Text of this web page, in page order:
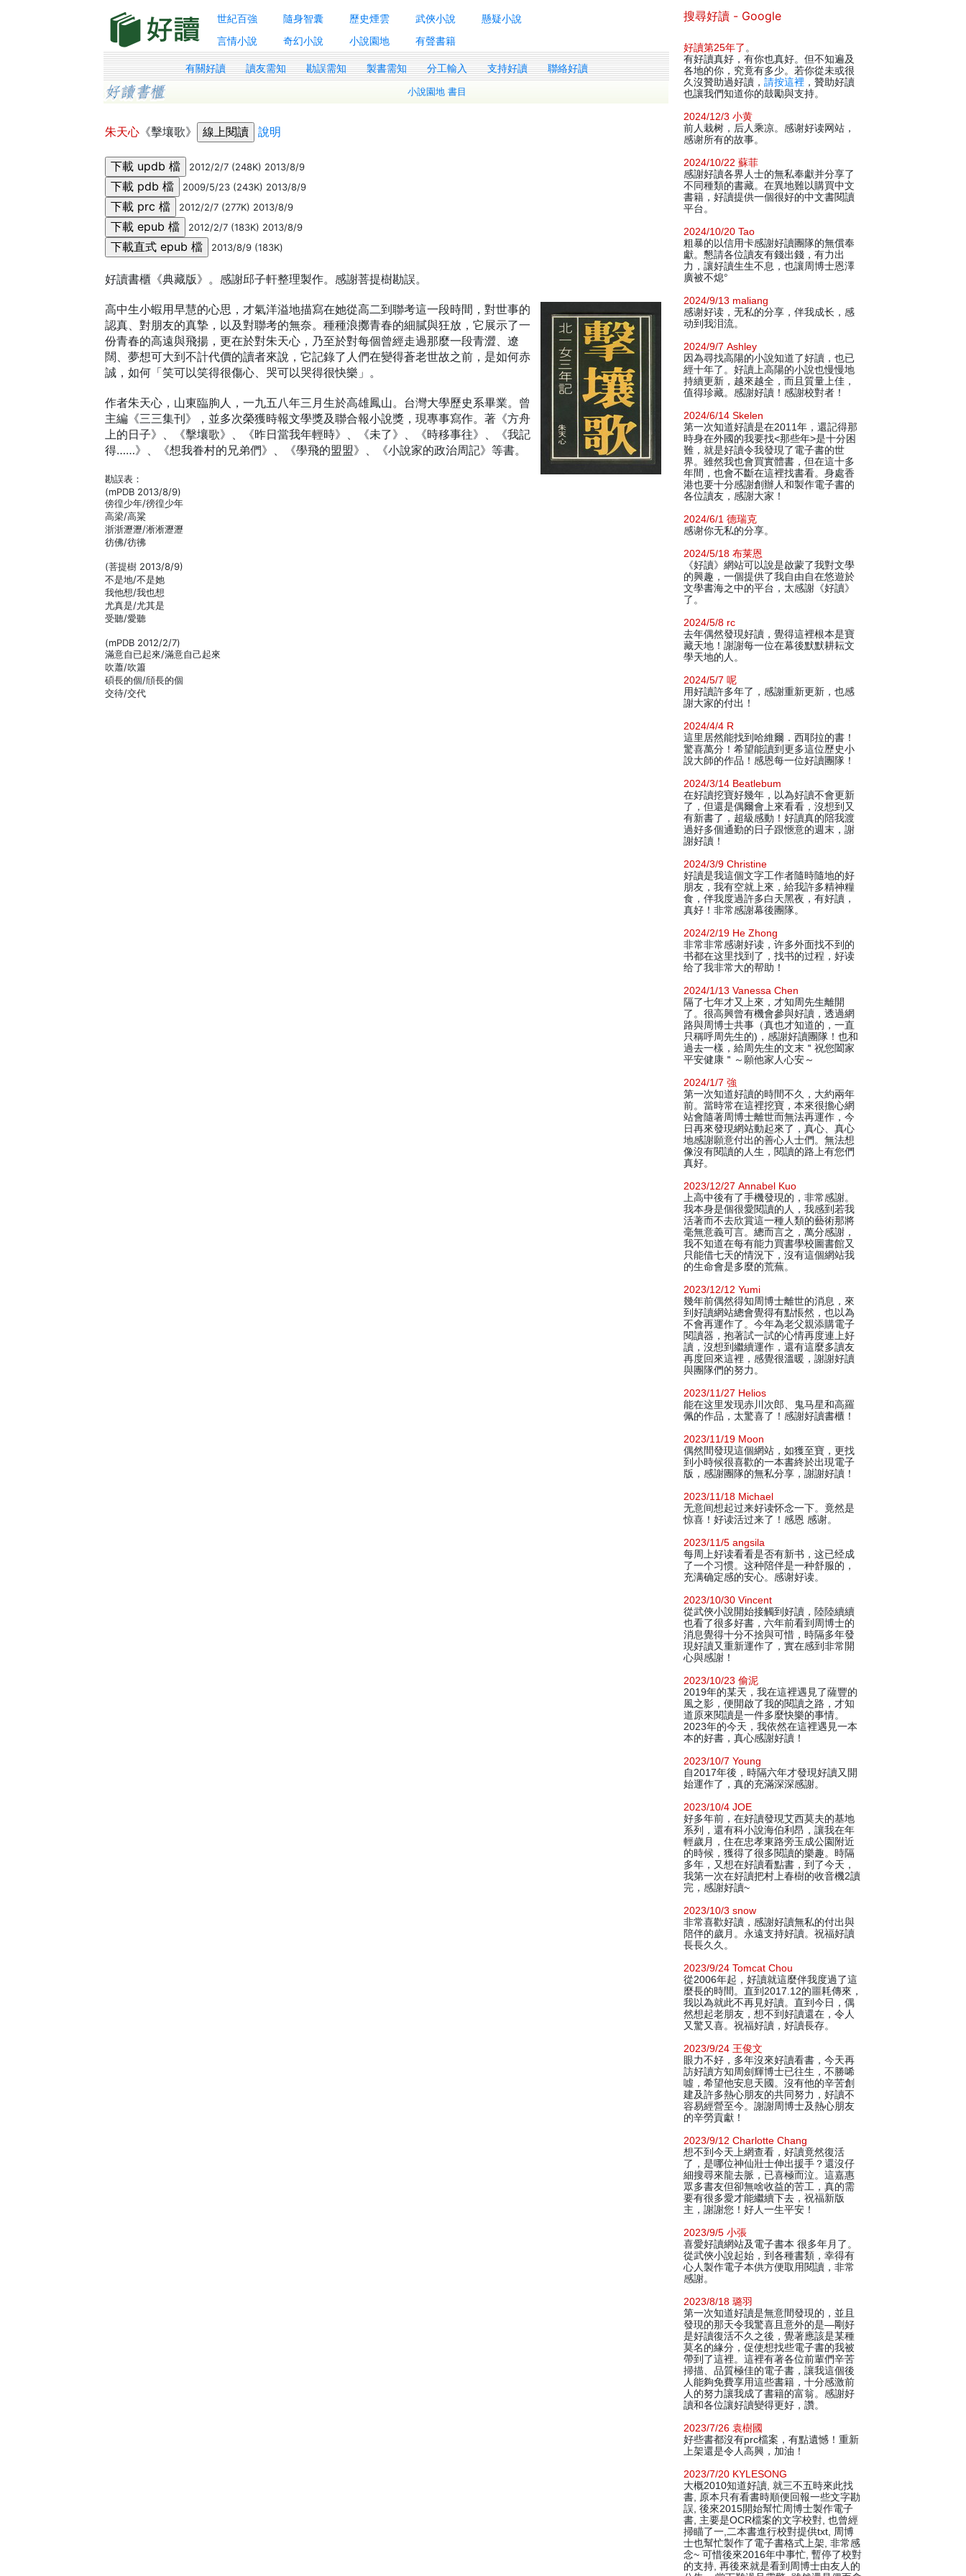
世紀百強 隨身智囊 歷史煙雲 武俠小說
懸疑小說
言情小說
奇幻小說 小說園地 有聲書籍
有關好讀 讀友需知 勘誤需知 製書需知 分工輸入 支持好讀 聯絡好讀
小說園地 書目
朱天心 《擊壤歌》 說明
2012/2/7 (248K) 2013/8/9
2009/5/23 (243K) 2013/8/9
2012/2/7 (277K) 2013/8/9
2012/2/7 (183K) 2013/8/9
2013/8/9 (183K)
好讀書櫃《典藏版》。感謝邱子軒整理製作。感謝菩提樹勘誤。
高中生小蝦用早慧的心思，才氣洋溢地描寫在她從高二到聯考這一段時間，對世事的
認真、對朋友的真摯，以及對聯考的無奈。種種浪擲青春的細膩與狂放，它展示了一
份青春的高遠與飛揚，更在於對朱天心，乃至於對每個曾經走過那麼一段青澀、遼
闊、夢想可大到不計代價的讀者來說，它記錄了人們在變得蒼老世故之前，是如何赤
誠，如何「笑可以笑得很傷心、哭可以哭得很快樂」。
作者朱天心，山東臨朐人，一九五八年三月生於高雄鳳山。台灣大學歷史系畢業。曾
主編《三三集刊》，並多次榮獲時報文學獎及聯合報小說獎，現專事寫作。著《方舟
上的日子》、《擊壤歌》、《昨日當我年輕時》、《未了》、《時移事往》、《我記
得……》、《想我眷村的兄弟們》、《學飛的盟盟》、《小說家的政治周記》等書。
勘誤表：
(mPDB 2013/8/9)
傍徨少年/徬徨少年
高梁/高粱
浙浙瀝瀝/淅淅瀝瀝
彷佛/彷彿
(菩提樹 2013/8/9)
不是地/不是她
我他想/我也想
尤真是/尤其是
受聽/愛聽
(mPDB 2012/2/7)
滿意自已起來/滿意自己起來
吹蕭/吹簫
碩長的個/頎長的個
交待/交代
搜尋好讀 - Google
好讀第25年了 。
有好讀真好，有你也真好。但不知遍及
各地的你，究竟有多少。若你從未或很
久沒贊助過好讀， 請按這裡 ，贊助好讀
也讓我們知道你的鼓勵與支持。
2024/12/3 小黄
前人栽树，后人乘凉。感谢好读网站，
感谢所有的故事。
2024/10/22 蘇菲
感謝好讀各界人士的無私奉獻并分享了
不同種類的書藏。在異地難以購買中文
書籍，好讀提供一個很好的中文書閱讀
平台。
2024/10/20 Tao
粗暴的以信用卡感謝好讀團隊的無償奉
獻。懇請各位讀友有錢出錢，有力出
力，讓好讀生生不息，也讓周博士恩澤
廣被不熄°
2024/9/13 maliang
感谢好读，无私的分享，伴我成长，感
动到我泪流。
2024/9/7 Ashley
因為尋找高陽的小說知道了好讀，也已
經十年了。好讀上高陽的小說也慢慢地
持續更新，越來越全，而且質量上佳，
值得珍藏。感謝好讀！感謝校對者！
2024/6/14 Skelen
第一次知道好讀是在2011年，還記得那
時身在外國的我要找<那些年>是十分困
難，就是好讀令我發現了電子書的世
界。雖然我也會買實體書，但在這十多
年間，也會不斷在這裡找書看。身處香
港也要十分感謝創辦人和製作電子書的
各位讀友，感謝大家！
2024/6/1 德瑞克
感谢你无私的分享。
2024/5/18 布莱恩
《好讀》網站可以說是啟蒙了我對文學
的興趣，一個提供了我自由自在悠遊於
文學書海之中的平台，太感謝《好讀》
了。
2024/5/8 rc
去年偶然發現好讀，覺得這裡根本是寶
藏天地！謝謝每一位在幕後默默耕耘文
學天地的人。
2024/5/7 呢
用好讀許多年了，感謝重新更新，也感
謝大家的付出！
2024/4/4 R
這里居然能找到哈維爾．西耶拉的書！
驚喜萬分！希望能讀到更多這位歷史小
說大師的作品！感恩每一位好讀團隊！
2024/3/14 Beatlebum
在好讀挖寶好幾年，以為好讀不會更新
了，但還是偶爾會上來看看，沒想到又
有新書了，超級感動！好讀真的陪我渡
過好多個通勤的日子跟愜意的週末，謝
謝好讀！
2024/3/9 Christine
好讀是我這個文字工作者隨時隨地的好
朋友，我有空就上來，給我許多精神糧
食，伴我度過許多白天黑夜，有好讀，
真好！非常感謝幕後團隊。
2024/2/19 He Zhong
非常非常感谢好读，许多外面找不到的
书都在这里找到了，找书的过程，好读
给了我非常大的帮助！
2024/1/13 Vanessa Chen
隔了七年才又上來，才知周先生離開
了。很高興曾有機會參與好讀，透過網
路與周博士共事（真也才知道的，一直
只稱呼周先生的)，感謝好讀團隊！也和
過去一樣，給周先生的文末＂祝您闔家
平安健康＂～願他家人心安～
2024/1/7 強
第一次知道好讀的時間不久，大約兩年
前。當時常在這裡挖寶，本來很擔心網
站會隨著周博士離世而無法再運作，今
日再來發現網站動起來了，真心、真心
地感謝願意付出的善心人士們。無法想
像沒有閱讀的人生，閱讀的路上有您們
真好。
2023/12/27 Annabel Kuo
上高中後有了手機發現的，非常感謝。
我本身是個很愛閱讀的人，我感到若我
活著而不去欣賞這一種人類的藝術那將
毫無意義可言。總而言之，萬分感謝，
我不知道在每有能力買書學校圖書館又
只能借七天的情況下，沒有這個網站我
的生命會是多麼的荒蕪。
2023/12/12 Yumi
幾年前偶然得知周博士離世的消息，來
到好讀網站總會覺得有點悵然，也以為
不會再運作了。今年為老父親添購電子
閱讀器，抱著試一試的心情再度連上好
讀，沒想到繼續運作，還有這麼多讀友
再度回來這裡，感覺很溫暖，謝謝好讀
與團隊們的努力。
2023/11/27 Helios
能在这里发现赤川次郎、鬼马星和高羅
佩的作品，太驚喜了！感謝好讀書櫃！
2023/11/19 Moon
偶然間發現這個網站，如獲至寶，更找
到小時候很喜歡的一本書終於出現電子
版，感謝團隊的無私分享，謝謝好讀！
2023/11/18 Michael
无意间想起过来好读怀念一下。竟然是
惊喜！好读活过来了！感恩 感谢。
2023/11/5 angsila
每周上好读看看是否有新书，这已经成
了一个习惯。这种陪伴是一种舒服的，
充满确定感的安心。感谢好读。
2023/10/30 Vincent
從武俠小說開始接觸到好讀，陸陸續續
也看了很多好書，六年前看到周博士的
消息覺得十分不捨與可惜，時隔多年發
現好讀又重新運作了，實在感到非常開
心與感謝！
2023/10/23 偷泥
2019年的某天，我在這裡遇見了薩豐的
風之影，便開啟了我的閱讀之路，才知
道原來閱讀是一件多麼快樂的事情。
2023年的今天，我依然在這裡遇見一本
本的好書，真心感謝好讀！
2023/10/7 Young
自2017年後，時隔六年才發現好讀又開
始運作了，真的充滿深深感謝。
2023/10/4 JOE
好多年前，在好讀發現艾西莫夫的基地
系列，還有科小說海伯利昂，讓我在年
輕歲月，住在忠孝東路旁玉成公園附近
的時候，獲得了很多閱讀的樂趣。時隔
多年，又想在好讀看點書，到了今天，
我第一次在好讀把村上春樹的收音機2讀
完，感謝好讀~
2023/10/3 snow
非常喜歡好讀，感謝好讀無私的付出與
陪伴的歲月。永遠支持好讀。祝福好讀
長長久久。
2023/9/24 Tomcat Chou
從2006年起，好讀就這麼伴我度過了這
麼長的時間。直到2017.12的噩耗傳來，
我以為就此不再見好讀。直到今日，偶
然想起老朋友，想不到好讀還在，令人
又驚又喜。祝福好讀，好讀長存。
2023/9/24 王俊文
眼力不好，多年沒來好讀看書，今天再
訪好讀方知周劍輝博士已往生，不勝唏
噓，希望他安息天國。沒有他的辛苦創
建及許多熱心朋友的共同努力，好讀不
容易經營至今。謝謝周博士及熱心朋友
的辛勞貢獻！
2023/9/12 Charlotte Chang
想不到今天上網查看，好讀竟然復活
了，是哪位神仙壯士伸出援手？還沒仔
細搜尋來龍去脈，已喜極而泣。這嘉惠
眾多書友但卻無啥收益的苦工，真的需
要有很多愛才能繼續下去，祝福新版
主，謝謝您！好人一生平安！
2023/9/5 小張
喜愛好讀網站及電子書本 很多年月了。
從武俠小說起始，到各種書類，幸得有
心人製作電子本供方便取用閱讀，非常
感謝。
2023/8/18 璐羽
第一次知道好讀是無意間發現的，並且
發現的那天令我驚喜且意外的是—剛好
是好讀復活不久之後，覺著應該是某種
莫名的緣分，促使想找些電子書的我被
帶到了這裡。這裡有著各位前輩們辛苦
掃描、品質極佳的電子書，讓我這個後
人能夠免費享用這些書籍，十分感激前
人的努力讓我成了書籍的富翁。感謝好
讀和各位讓好讀變得更好，讚。
2023/7/26 袁樹國
好些書都沒有prc檔案，有點遺憾！重新
上架還是令人高興，加油！
2023/7/20 KYLESONG
大概2010知道好讀, 就三不五時來此找
書, 原本只有看書時順便回報一些文字勘
誤, 後來2015開始幫忙周博士製作電子
書, 主要是OCR檔案的文字校對, 也曾經
掃瞄了一,二本書進行校對提供txt, 周博
士也幫忙製作了電子書格式上架, 非常感
念~ 可惜後來2016年中事忙, 暫停了校對
的支持, 再後來就是看到周博士由友人的